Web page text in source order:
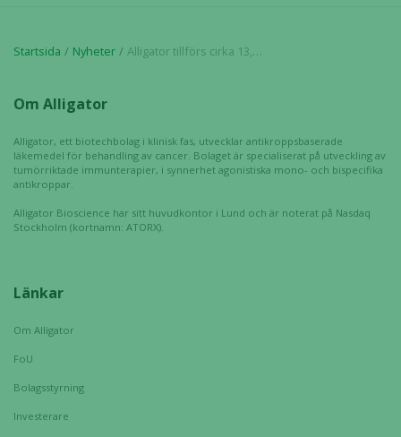
Startsida Nyheter Alligator tillförs cirka 13,8 MSEK genom nyttjandet av teckningsoptioner av serie TO 6
Om Alligator
Alligator, ett biotechbolag i klinisk fas, utvecklar antikroppsbaserade
läkemedel för behandling av cancer. Bolaget är specialiserat på utveckling av
tumörriktade immunterapier, i synnerhet agonistiska mono- och bispecifika
antikroppar.
Alligator Bioscience har sitt huvudkontor i Lund och är noterat på Nasdaq
Stockholm (kortnamn: ATORX).
Länkar
Om Alligator
FoU
Bolagsstyrning
Investerare
beteende när du
anpassat innehåll
och erbjudanden.